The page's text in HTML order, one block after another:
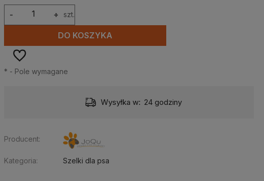
+
- szt.
DO KOSZYKA
* - Pole wymagane
Wysyłka w: 24 godziny
Producent:
Kategoria: Szelki dla psa